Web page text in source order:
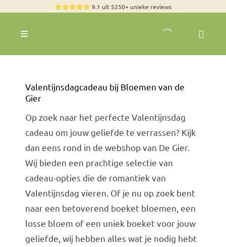
content
9.1 uit 5250+ unieke reviews
Toggle
Rozen
Exclusieve boeketten
Boeketten
Pioenrozen
Groen & Decoratief
Bloemen per soort
Bloemenpakketten
Olijfbomen
Bruiloft Bundels
Valentijnsdagcadeau bij Bloemen van de
Gier
Op zoek naar het perfecte Valentijnsdag
cadeau om jouw geliefde te verrassen? Kijk
dan eens rond in de webshop van De Gier.
Wij bieden een prachtige selectie van
cadeau-opties die de romantiek van
Valentijnsdag vieren. Of je nu op zoek bent
naar een betoverend boeket bloemen, een
losse bloem of een uniek boeket voor jouw
geliefde, wij hebben alles wat je nodig hebt